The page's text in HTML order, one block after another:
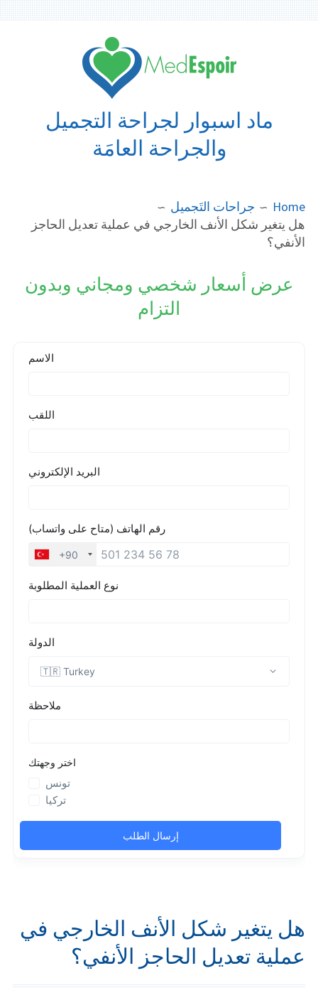
ماد اسبوار لجراحة التجميل
والجراحة العامَة
Home
جراحات التَجميل
هل يتغير شكل الأنف الخارجي في عملية تعديل الحاجز
الأنفي؟
عرض أسعار شخصي ومجاني وبدون
التزام
هل يتغير شكل الأنف الخارجي في
عملية تعديل الحاجز الأنفي؟